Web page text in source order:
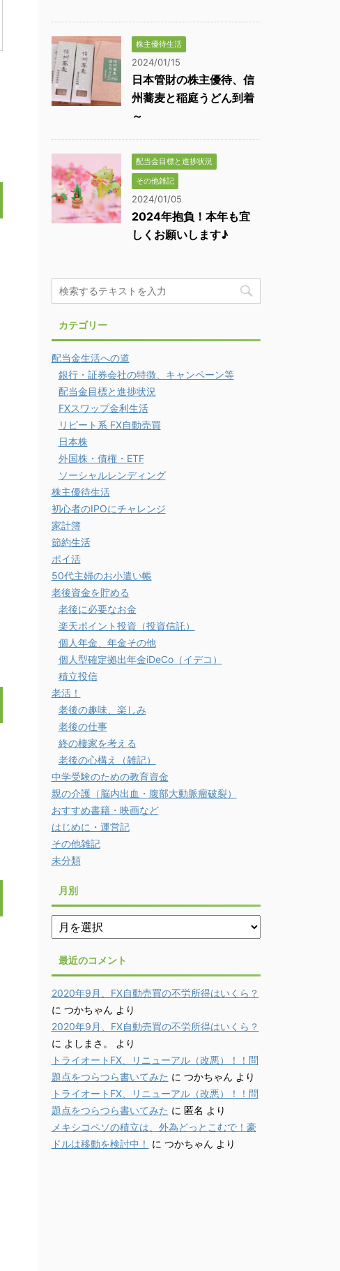
株主優待生活
2024/01/15
日本管財の株主優待、信
州蕎麦と稲庭うどん到着
～
配当金目標と進捗状況
その他雑記
2024/01/05
2024年抱負！本年も宜
しくお願いします♪
カテゴリー
配当金生活への道
銀行・証券会社の特徴、キャンペーン等
配当金目標と進捗状況
FXスワップ金利生活
リピート系 FX自動売買
日本株
外国株・債権・ETF
ソーシャルレンディング
株主優待生活
初心者のIPOにチャレンジ
家計簿
節約生活
ポイ活
50代主婦のお小遣い帳
老後資金を貯める
老後に必要なお金
楽天ポイント投資（投資信託）
個人年金、年金その他
個人型確定拠出年金iDeCo（イデコ）
積立投信
老活！
老後の趣味、楽しみ
老後の仕事
終の棲家を考える
老後の心構え（雑記）
中学受験のための教育資金
親の介護（脳内出血・腹部大動脈瘤破裂）
おすすめ書籍・映画など
はじめに・運営記
その他雑記
未分類
月別
月
別
最近のコメント
2020年9月、FX自動売買の不労所得はいくら？
に つかちゃん より
2020年9月、FX自動売買の不労所得はいくら？
に よしまさ。
より
トライオートFX、リニューアル（改悪）！！問
題点をつらつら書いてみた に つかちゃん より
トライオートFX、リニューアル（改悪）！！問
題点をつらつら書いてみた に 匿名 より
メキシコペソの積立は、外為どっとこむで！豪
ドルは移動を検討中！
に つかちゃん より